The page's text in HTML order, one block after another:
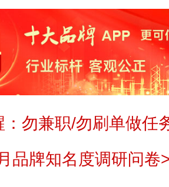
：勿兼职/勿刷单做任
品牌知名度调研问卷